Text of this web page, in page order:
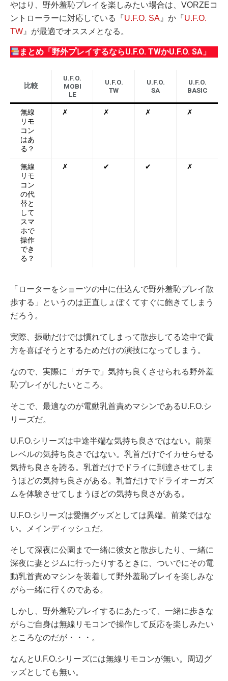
やはり、野外羞恥プレイを楽しみたい場合は、VORZEコ
ントローラーに対応している『 U.F.O. SA』か『 U.F.O.
TW』が最適でオススメとなる。
まとめ「野外プレイするならU.F.O. TWかU.F.O. SA」
比較
U.F.O.
MOBI
LE
U.F.O.
TW
U.F.O.
SA
U.F.O.
BASIC
無線
リモ
コン
はあ
る？
✗ ✗ ✗ ✗
無線
リモ
コン
の代
替と
して
スマ
ホで
操作
でき
る？
✗ ✔ ✔ ✗
「ローターをショーツの中に仕込んで野外羞恥プレイ散
歩する」というのは正直しょぼくてすぐに飽きてしまう
だろう。
実際、振動だけでは慣れてしまって散歩してる途中で貴
方を喜ばそうとするためだけの演技になってしまう。
なので、実際に「ガチで」気持ち良くさせられる野外羞
恥プレイがしたいところ。
そこで、最適なのが電動乳首責めマシンであるU.F.O.シ
リーズだ。
U.F.O.シリーズは中途半端な気持ち良さではない。前菜
レベルの気持ち良さではない。乳首だけでイカせらせる
気持ち良さを誇る。乳首だけでドライに到達させてしま
うほどの気持ち良さがある。乳首だけでドライオーガズ
ムを体験させてしまうほどの気持ち良さがある。
U.F.O.シリーズは愛撫グッズとしては異端。前菜ではな
い。メインディッシュだ。
そして深夜に公園まで一緒に彼女と散歩したり、一緒に
深夜に妻とジムに行ったりするときに、ついでにその電
動乳首責めマシンを装着して野外羞恥プレイを楽しみな
がら一緒に行くのである。
しかし、野外羞恥プレイするにあたって、一緒に歩きな
がらご自身は無線リモコンで操作して反応を楽しみたい
ところなのだが・・・。
なんとU.F.O.シリーズには無線リモコンが無い。周辺グ
ッズとしても無い。